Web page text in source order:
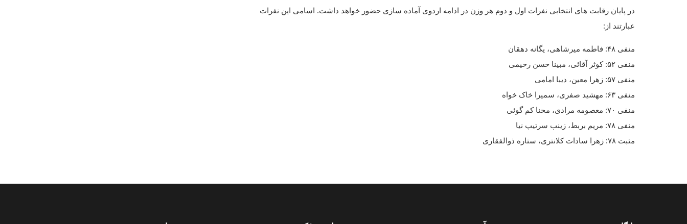
در پایان رقابت های انتخابی نفرات اول و دوم هر وزن در ادامه اردوی آماده سازی حضور خواهد داشت. اسامی این نفرات
عبارتند از:
منفی ۴۸: فاطمه میرشاهی، یگانه دهقان
منفی ۵۲: کوثر آقائی، مبینا حسن رحیمی
منفی ۵۷: زهرا معین، دیبا امامی
منفی ۶۳: مهشید صفری، سمیرا خاک خواه
منفی ۷۰: معصومه مرادی، محنا کم گوئی
منفی ۷۸: مریم بربط، زینب سرتیپ نیا
مثبت ۷۸: زهرا سادات کلانتری، ستاره ذوالفقاری